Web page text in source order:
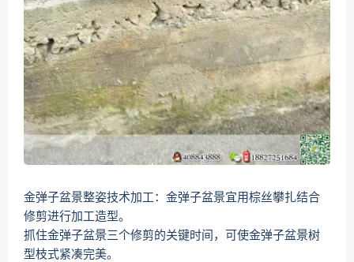
金弹子盆景整姿技术加工：金弹子盆景宜用棕丝攀扎结合
修剪进行加工造型。
抓住金弹子盆景三个修剪的关键时间，可使金弹子盆景树
型枝式紧凑完美。